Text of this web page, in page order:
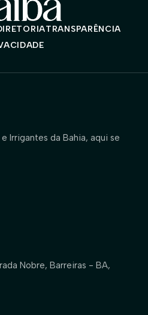
TRANSPARÊNCIA
Irrigantes da Bahia, aqui se
Nobre, Barreiras - BA,